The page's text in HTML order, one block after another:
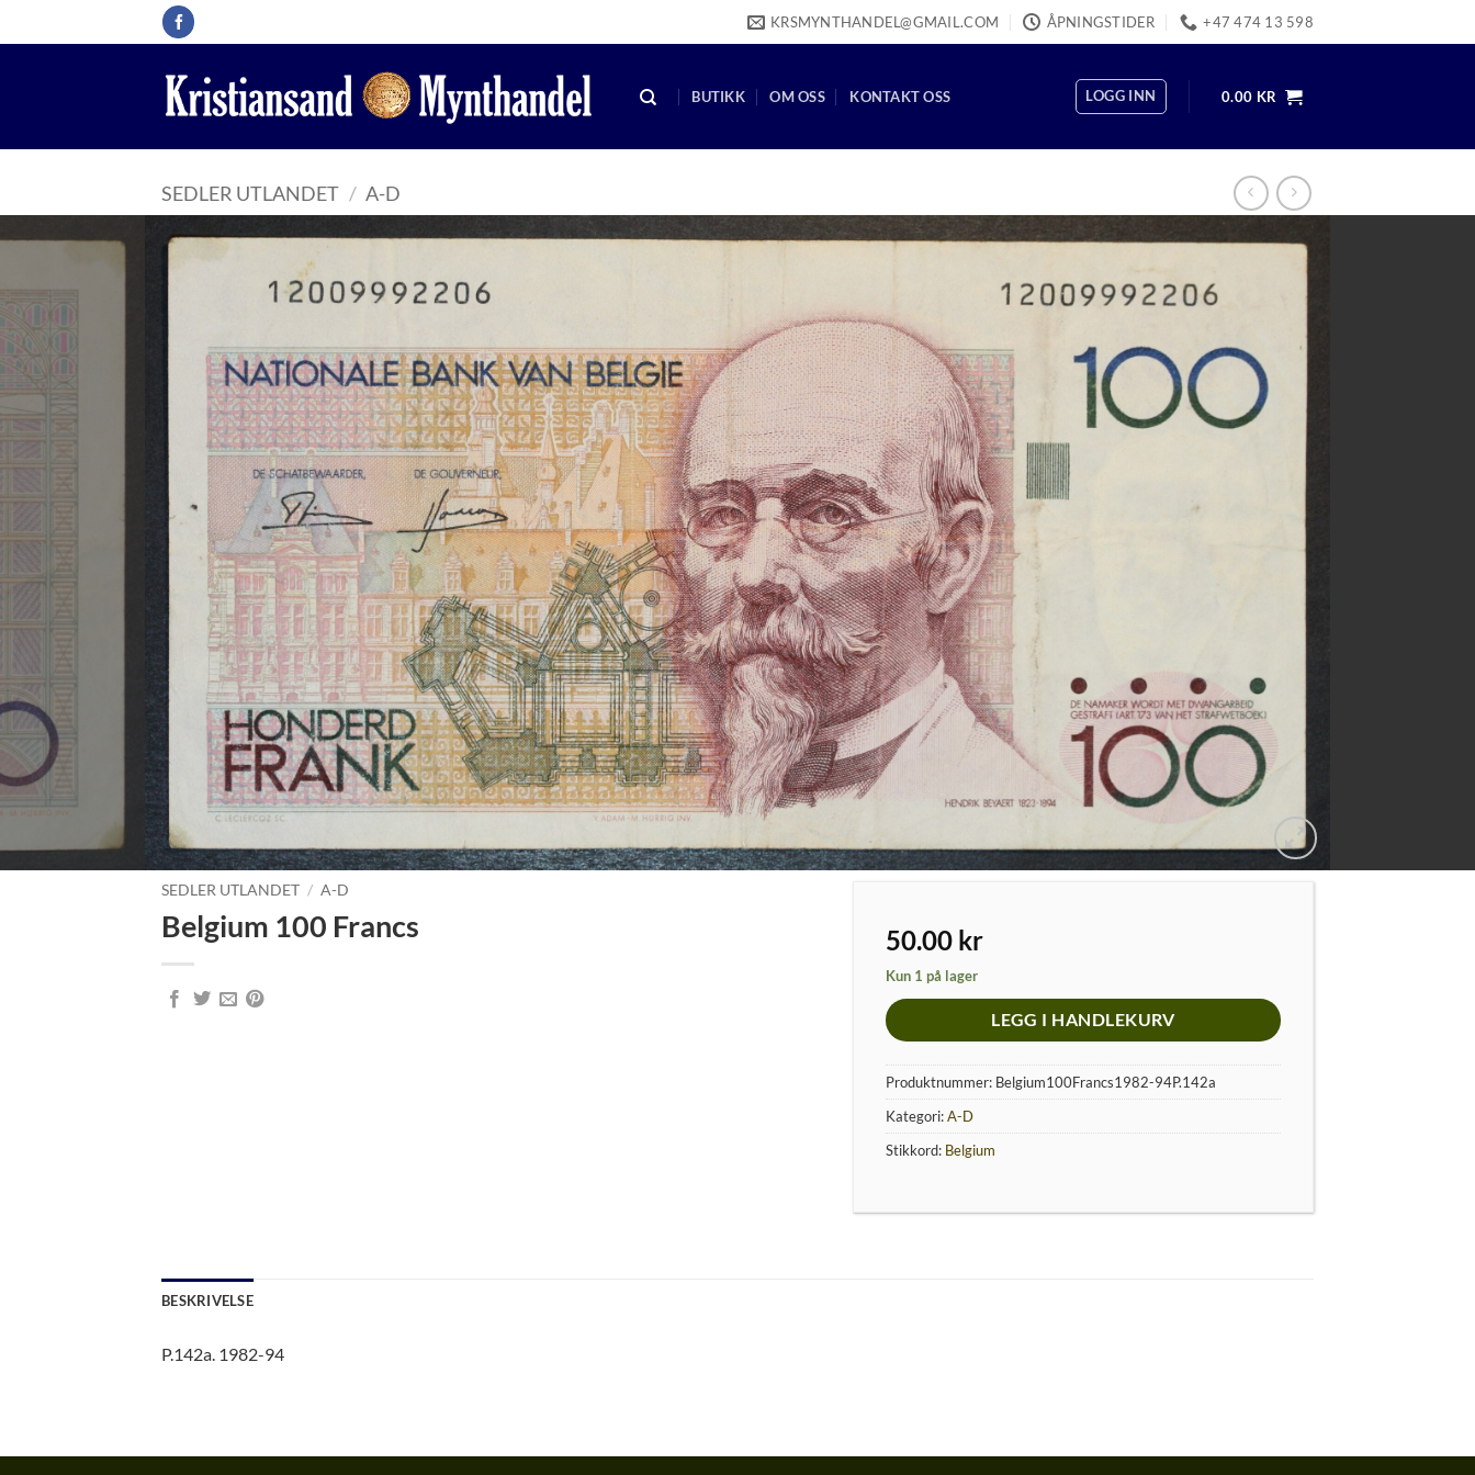
to
KRSMYNTHANDEL@GMAIL.COM ÅPNINGSTIDER +47 474 13 598
BUTIKK OM OSS KONTAKT OSS LOGG INN 0.00 KR
SEDLER UTLANDET / A-D
SEDLER UTLANDET / A-D
Belgium 100 Francs 50.00 kr
Kun 1 på lager
LEGG I HANDLEKURV
Produktnummer: Belgium100Francs1982-94P.142a
Kategori:A-D
Stikkord: Belgium
BESKRIVELSE
P.142a. 1982-94